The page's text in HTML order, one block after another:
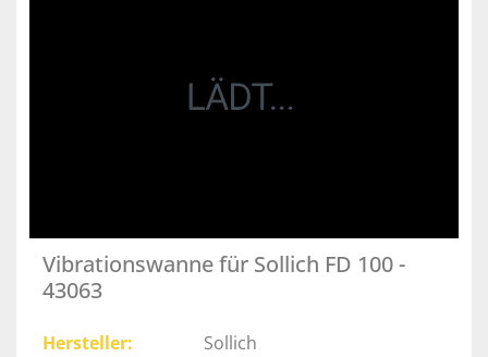
Vibrationswanne für Sollich FD 100 -
43063
Hersteller
Sollich